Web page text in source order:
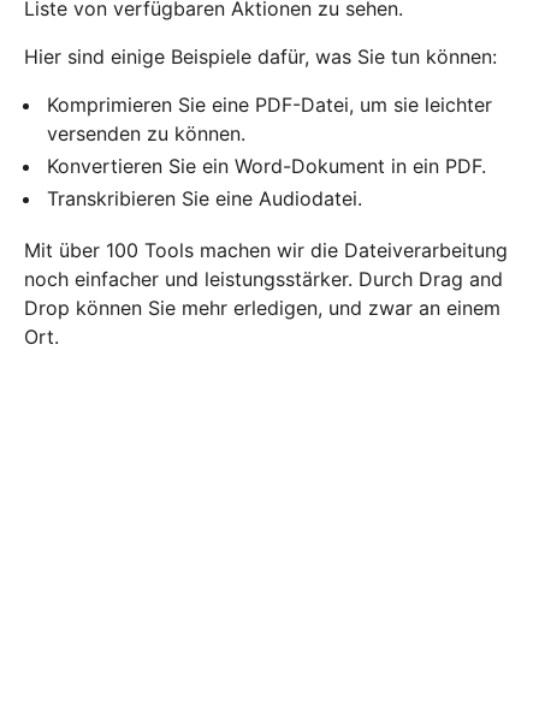
Liste von verfügbaren Aktionen zu sehen.
Hier sind einige Beispiele dafür, was Sie tun können:
Komprimieren Sie eine PDF-Datei, um sie leichter
versenden zu können.
Konvertieren Sie ein Word-Dokument in ein PDF.
Transkribieren Sie eine Audiodatei.
Mit über 100 Tools machen wir die Dateiverarbeitung
noch einfacher und leistungsstärker. Durch Drag and
Drop können Sie mehr erledigen, und zwar an einem
Ort.